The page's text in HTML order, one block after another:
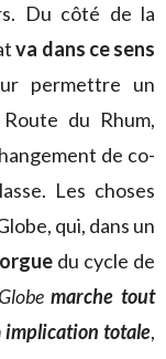
Du côté de la
va dans ce sens
permettre un
du Rhum,
de co-
Les choses
qui, dans un
du cycle de
marche tout
implication totale,